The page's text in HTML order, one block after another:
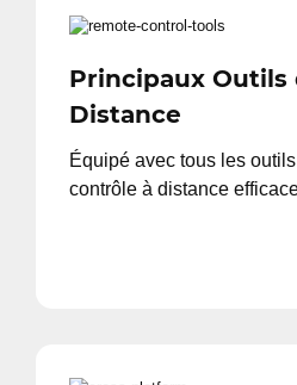
Principaux Outils
Distance
Équipé avec tous les
contrôle à distance